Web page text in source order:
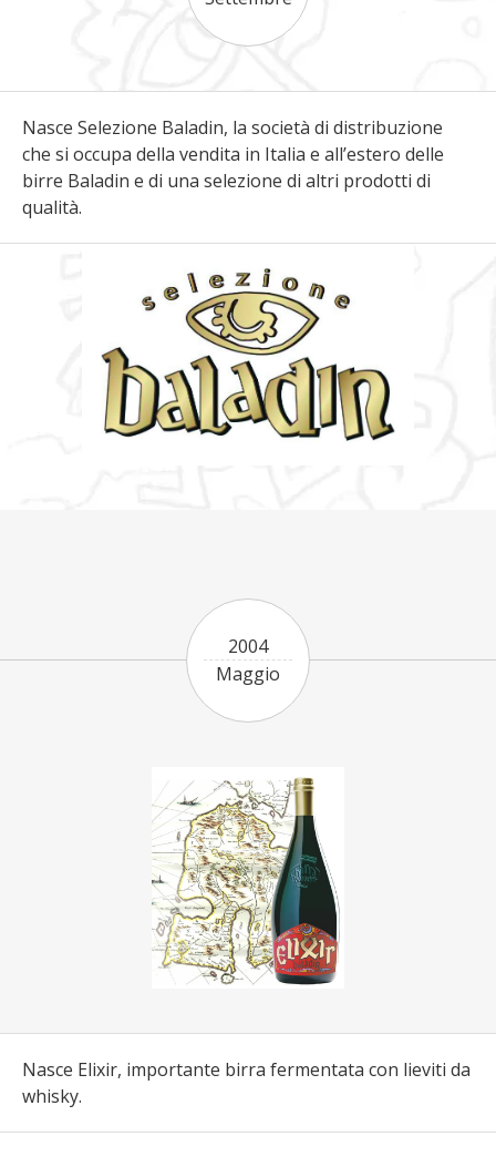
Nasce Selezione Baladin, la società di distribuzione
che si occupa della vendita in Italia e all’estero delle
birre Baladin e di una selezione di altri prodotti di
qualità.
Nasce Elixir, importante birra fermentata con lieviti da
whisky.
2004
Maggio